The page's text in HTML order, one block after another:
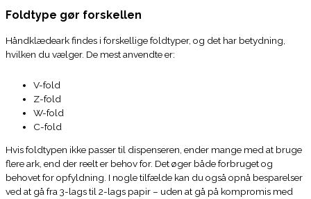
Foldtype gør forskellen
Håndklædeark findes i forskellige foldtyper, og det har betydning,
hvilken du vælger. De mest anvendte er:
V-fold
Z-fold
W-fold
C-fold
Hvis foldtypen ikke passer til dispenseren, ender mange med at bruge
flere ark, end der reelt er behov for. Det øger både forbruget og
behovet for opfyldning. I nogle tilfælde kan du også opnå besparelser
ved at gå fra 3-lags til 2-lags papir – uden at gå på kompromis med